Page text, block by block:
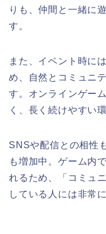
りも、仲間と一緒に
す。
また、イベント時に
め、自然とコミュニ
す。オンラインゲー
く、長く続けやすい
SNSや配信との相性
も増加中。ゲーム内
れるため、「コミュ
している人には非常